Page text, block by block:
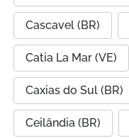
Cascavel (BR)
Catia La Mar (VE)
Caxias do Sul (BR)
Ceilândia (BR)